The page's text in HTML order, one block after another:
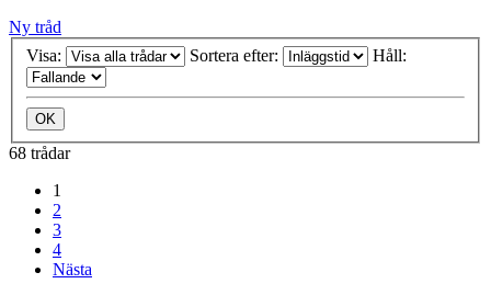
Ny tråd
Visa:
Sortera efter: Håll:
68 trådar
1
2
3
4
Nästa